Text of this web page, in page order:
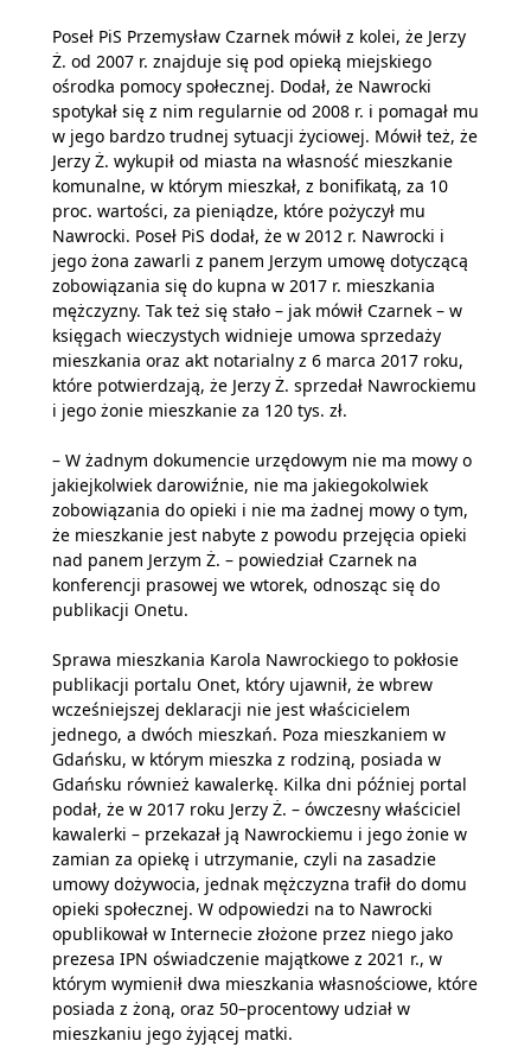
Poseł PiS Przemysław Czarnek mówił z kolei, że Jerzy
Ż. od 2007 r. znajduje się pod opieką miejskiego
ośrodka pomocy społecznej. Dodał, że Nawrocki
spotykał się z nim regularnie od 2008 r. i pomagał mu
w jego bardzo trudnej sytuacji życiowej. Mówił też, że
Jerzy Ż. wykupił od miasta na własność mieszkanie
komunalne, w którym mieszkał, z bonifikatą, za 10
proc. wartości, za pieniądze, które pożyczył mu
Nawrocki. Poseł PiS dodał, że w 2012 r. Nawrocki i
jego żona zawarli z panem Jerzym umowę dotyczącą
zobowiązania się do kupna w 2017 r. mieszkania
mężczyzny. Tak też się stało – jak mówił Czarnek – w
księgach wieczystych widnieje umowa sprzedaży
mieszkania oraz akt notarialny z 6 marca 2017 roku,
które potwierdzają, że Jerzy Ż. sprzedał Nawrockiemu
i jego żonie mieszkanie za 120 tys. zł.
– W żadnym dokumencie urzędowym nie ma mowy o
jakiejkolwiek darowiźnie, nie ma jakiegokolwiek
zobowiązania do opieki i nie ma żadnej mowy o tym,
że mieszkanie jest nabyte z powodu przejęcia opieki
nad panem Jerzym Ż. – powiedział Czarnek na
konferencji prasowej we wtorek, odnosząc się do
publikacji Onetu.
Sprawa mieszkania Karola Nawrockiego to pokłosie
publikacji portalu Onet, który ujawnił, że wbrew
wcześniejszej deklaracji nie jest właścicielem
jednego, a dwóch mieszkań. Poza mieszkaniem w
Gdańsku, w którym mieszka z rodziną, posiada w
Gdańsku również kawalerkę. Kilka dni później portal
podał, że w 2017 roku Jerzy Ż. – ówczesny właściciel
kawalerki – przekazał ją Nawrockiemu i jego żonie w
zamian za opiekę i utrzymanie, czyli na zasadzie
umowy dożywocia, jednak mężczyzna trafił do domu
opieki społecznej. W odpowiedzi na to Nawrocki
opublikował w Internecie złożone przez niego jako
prezesa IPN oświadczenie majątkowe z 2021 r., w
którym wymienił dwa mieszkania własnościowe, które
posiada z żoną, oraz 50–procentowy udział w
mieszkaniu jego żyjącej matki.